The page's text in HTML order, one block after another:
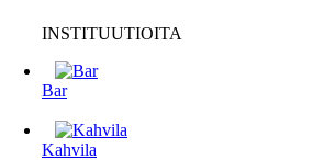
INSTITUUTIOITA
Bar
Kahvila